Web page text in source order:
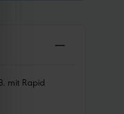
mit Rapid